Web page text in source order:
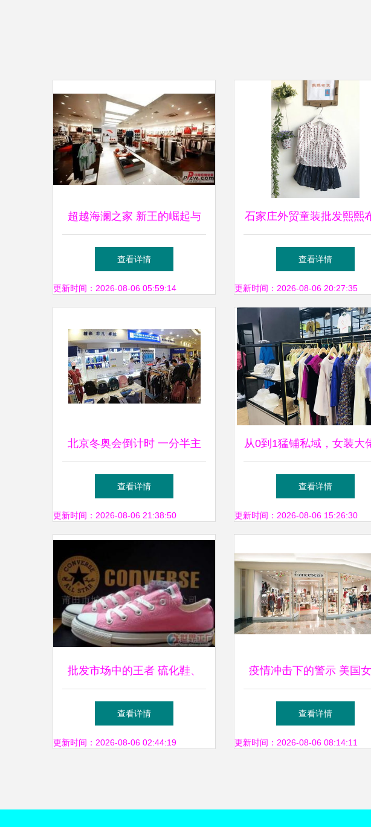
超越海澜之家 新王的崛起与
服装零售的变局
查看详情
更新时间：2026-08-06 05:59:14
石家庄外贸童装批发熙熙
深耕品质，引领童装新潮
查看详情
更新时间：2026-08-06 20:27:35
北京冬奥会倒计时 一分半主
题特许商品亮相王府井工美大
厦冬奥店
查看详情
更新时间：2026-08-06 21:38:50
从0到1猛铺私域，女装大
粉百万背后藏着4个高招
查看详情
更新时间：2026-08-06 15:26:30
批发市场中的王者 硫化鞋、
休闲鞋与库存鞋的零售机遇
查看详情
更新时间：2026-08-06 02:44:19
疫情冲击下的警示 美国
零售商弗朗西斯卡的破产
查看详情
更新时间：2026-08-06 08:14:11